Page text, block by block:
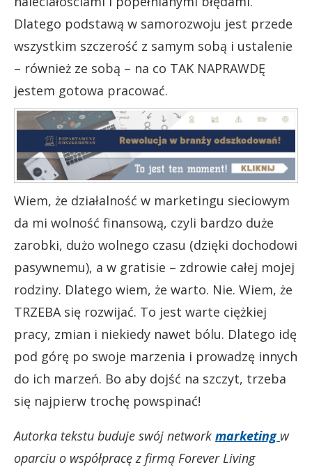
Dlatego podstawą w samorozwoju jest przede
wszystkim szczerość z samym sobą i ustalenie
– również ze sobą – na co TAK NAPRAWDĘ
jestem gotowa pracować.
Wiem, że działalność w marketingu sieciowym
da mi wolność finansową, czyli bardzo duże
zarobki, dużo wolnego czasu (dzięki dochodowi
pasywnemu), a w gratisie – zdrowie całej mojej
rodziny. Dlatego wiem, że warto. Nie. Wiem, że
TRZEBA się rozwijać. To jest warte ciężkiej
pracy, zmian i niekiedy nawet bólu. Dlatego idę
pod górę po swoje marzenia i prowadzę innych
do ich marzeń. Bo aby dojść na szczyt, trzeba
się najpierw trochę powspinać!
Autorka tekstu buduje swój network marketing w
oparciu o współpracę z firmą Forever Living